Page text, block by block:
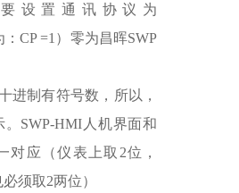
设置通讯协议为
CP =1）零为昌晖SWP
进制有符号数，所以，
SWP-HMI人机界面和
对应（仪表上取2位，
须取2两位）